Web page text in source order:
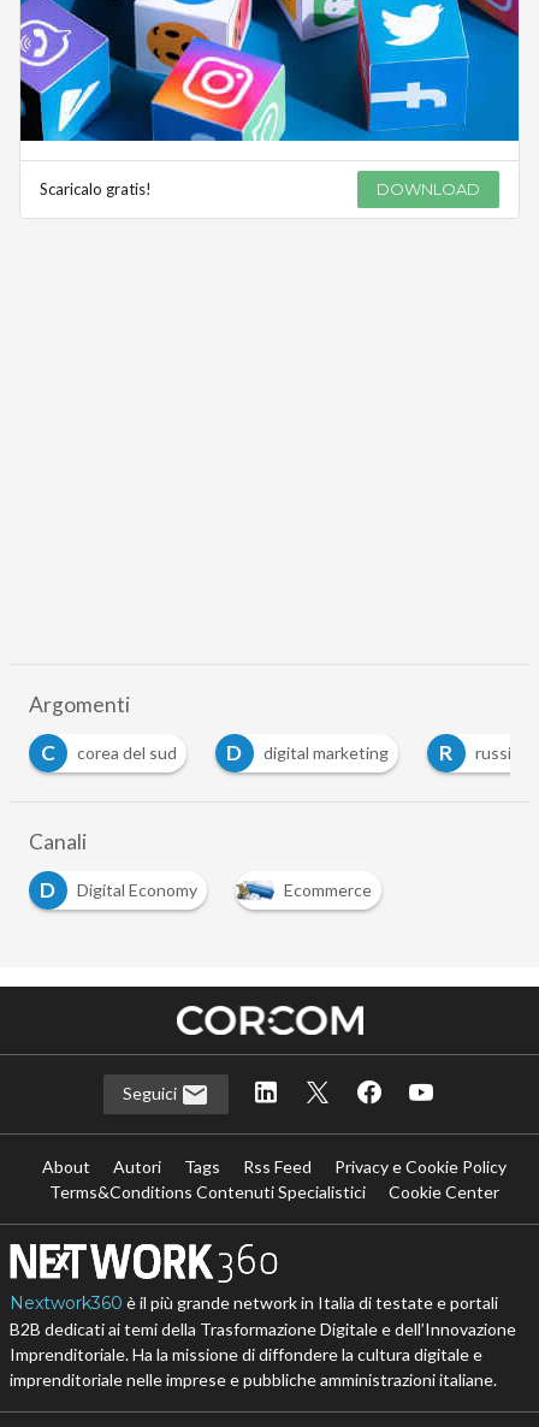
Scaricalo gratis! DOWNLOAD
Argomenti
C
corea del sud D digital marketing R russia
Canali
D
Digital Economy Ecommerce
Seguici
About Autori Tags Rss Feed
Privacy e Cookie Policy
Terms&Conditions Contenuti Specialistici
Cookie Center
Nextwork360 è il più grande network in Italia di testate e portali
B2B dedicati ai temi della Trasformazione Digitale e dell’Innovazione
Imprenditoriale. Ha la missione di diffondere la cultura digitale e
imprenditoriale nelle imprese e pubbliche amministrazioni italiane.